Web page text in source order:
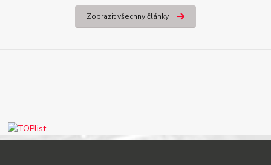
Zobrazit všechny články